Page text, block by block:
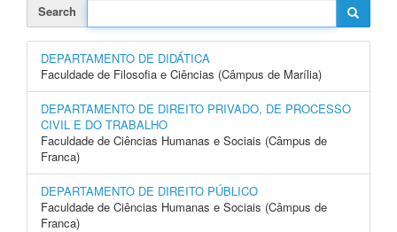
Search
DEPARTAMENTO DE DIDÁTICA
Faculdade de Filosofia e Ciências (Câmpus de Marília)
DEPARTAMENTO DE DIREITO PRIVADO, DE PROCESSO
CIVIL E DO TRABALHO
Faculdade de Ciências Humanas e Sociais (Câmpus de
Franca)
DEPARTAMENTO DE DIREITO PÚBLICO
Faculdade de Ciências Humanas e Sociais (Câmpus de
Franca)